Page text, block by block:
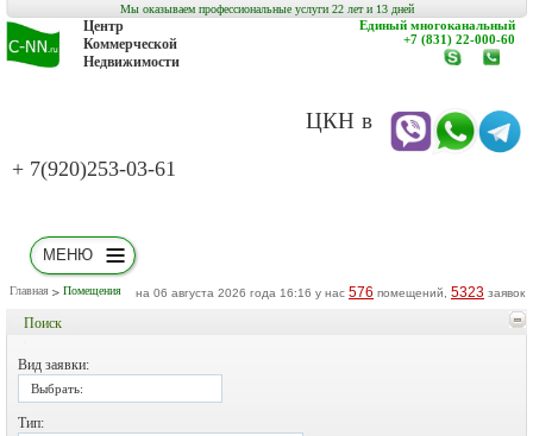
Мы оказываем профессиональные услуги 22 лет и 13 дней
Центр
Коммерческой
Недвижимости
ЦКН в
+ 7(920)253-03-61
Единый многоканальный
+7 (831) 22-000-60
www.c-
МЕНЮ
Главная Помещения на 06 августа 2026 года 16:16 у нас 576 помещений, 5323 заявок
Поиск
Вид заявки:
Выбрать:
Тип: